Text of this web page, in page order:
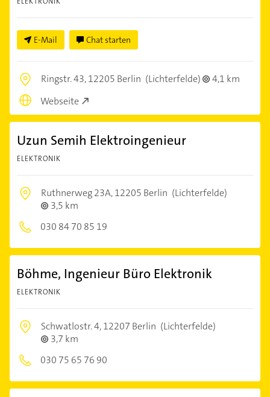
E-Mail Chat starten
Ringstr. 43,12205 Berlin (Lichterfelde)
4,1 km
Webseite
Uzun Semih Elektroingenieur
ELEKTRONIK
Ruthnerweg 23A,12205 Berlin (Lichterfelde)
3,5 km
030 84 70 85 19
Böhme, Ingenieur Büro Elektronik
ELEKTRONIK
Schwatlostr. 4,12207 Berlin (Lichterfelde)
3,7 km
030 75 65 76 90